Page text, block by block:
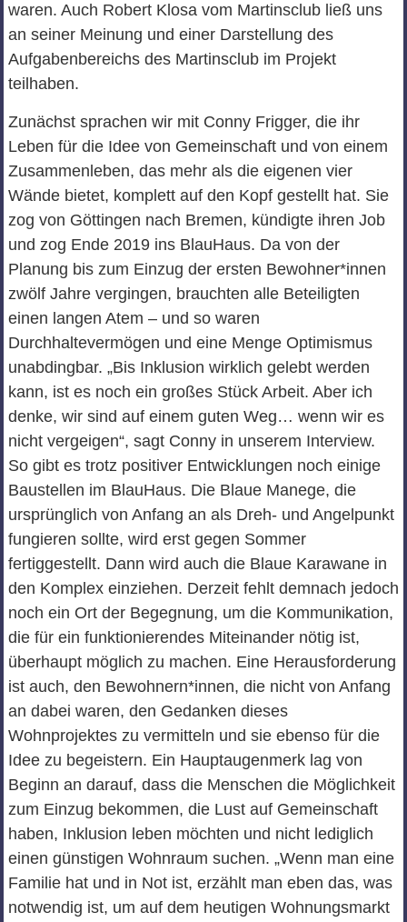
waren. Auch Robert Klosa vom Martinsclub ließ uns
an seiner Meinung und einer Darstellung des
Aufgabenbereichs des Martinsclub im Projekt
teilhaben.
Zunächst sprachen wir mit Conny Frigger, die ihr
Leben für die Idee von Gemeinschaft und von einem
Zusammenleben, das mehr als die eigenen vier
Wände bietet, komplett auf den Kopf gestellt hat. Sie
zog von Göttingen nach Bremen, kündigte ihren Job
und zog Ende 2019 ins BlauHaus. Da von der
Planung bis zum Einzug der ersten Bewohner*innen
zwölf Jahre vergingen, brauchten alle Beteiligten
einen langen Atem – und so waren
Durchhaltevermögen und eine Menge Optimismus
unabdingbar. „Bis Inklusion wirklich gelebt werden
kann, ist es noch ein großes Stück Arbeit. Aber ich
denke, wir sind auf einem guten Weg… wenn wir es
nicht vergeigen“, sagt Conny in unserem Interview.
So gibt es trotz positiver Entwicklungen noch einige
Baustellen im BlauHaus. Die Blaue Manege, die
ursprünglich von Anfang an als Dreh- und Angelpunkt
fungieren sollte, wird erst gegen Sommer
fertiggestellt. Dann wird auch die Blaue Karawane in
den Komplex einziehen. Derzeit fehlt demnach jedoch
noch ein Ort der Begegnung, um die Kommunikation,
die für ein funktionierendes Miteinander nötig ist,
überhaupt möglich zu machen. Eine Herausforderung
ist auch, den Bewohnern*innen, die nicht von Anfang
an dabei waren, den Gedanken dieses
Wohnprojektes zu vermitteln und sie ebenso für die
Idee zu begeistern. Ein Hauptaugenmerk lag von
Beginn an darauf, dass die Menschen die Möglichkeit
zum Einzug bekommen, die Lust auf Gemeinschaft
haben, Inklusion leben möchten und nicht lediglich
einen günstigen Wohnraum suchen. „Wenn man eine
Familie hat und in Not ist, erzählt man eben das, was
notwendig ist, um auf dem heutigen Wohnungsmarkt